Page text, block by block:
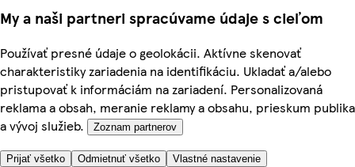
My a naši partneri spracúvame údaje s cieľom
Používať presné údaje o geolokácii. Aktívne skenovať
charakteristiky zariadenia na identifikáciu. Ukladať a/alebo
pristupovať k informáciám na zariadení. Personalizovaná
reklama a obsah, meranie reklamy a obsahu, prieskum publika
a vývoj služieb.
Zoznam partnerov
Prijať všetko Odmietnuť všetko Vlastné nastavenie